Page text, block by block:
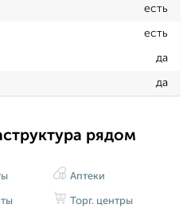
есть
есть
да
да
рядом
Аптеки
Торг. центры